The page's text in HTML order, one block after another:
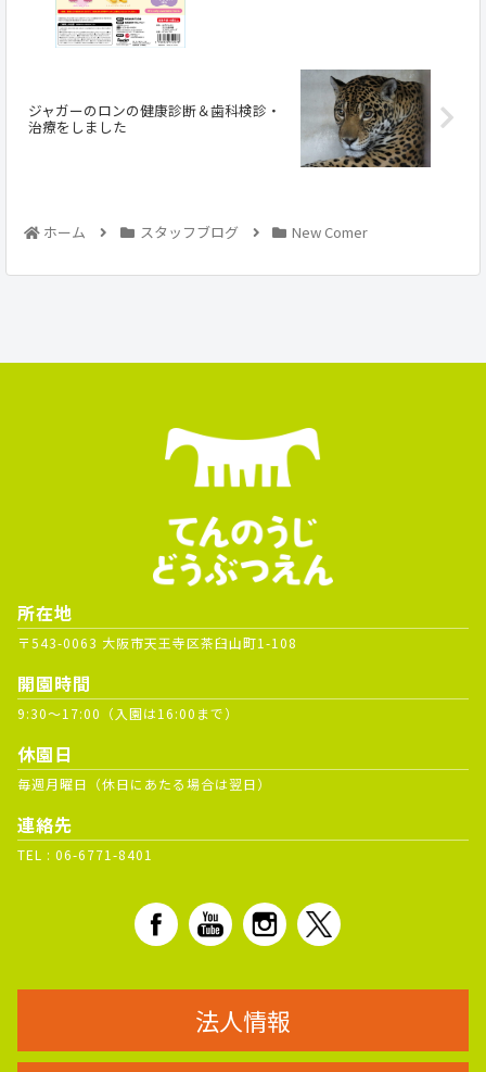
ジャガーのロンの健康診断＆歯科検診・
治療をしました
ホーム スタッフブログ New Comer
所在地
〒543-0063 大阪市天王寺区茶臼山町1-108
開園時間
9:30～17:00（入園は16:00まで）
休園日
毎週月曜日（休日にあたる場合は翌日）
連絡先
TEL : 06-6771-8401
法人情報